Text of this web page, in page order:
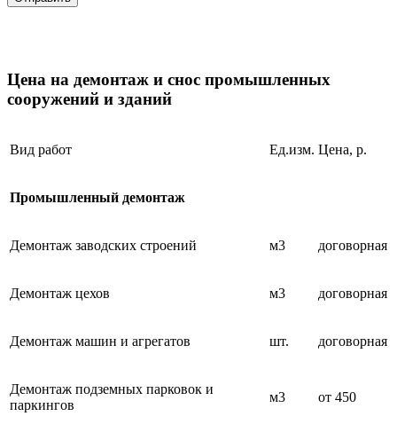
Цена на демонтаж и снос промышленных
сооружений и зданий
Вид работ Ед.изм. Цена, р.
Промышленный демонтаж
Демонтаж заводских строений м3 договорная
Демонтаж цехов м3 договорная
Демонтаж машин и агрегатов шт. договорная
Демонтаж подземных парковок и
паркингов
м3 от 450